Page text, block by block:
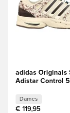
adidas Originals
Adistar Control
Dames
€ 119,95